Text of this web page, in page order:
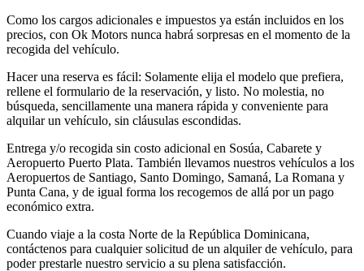
Como los cargos adicionales e impuestos ya están incluidos en los
precios, con Ok Motors nunca habrá sorpresas en el momento de la
recogida del vehículo.
Hacer una reserva es fácil: Solamente elija el modelo que prefiera,
rellene el formulario de la reservación, y listo. No molestia, no
búsqueda, sencillamente una manera rápida y conveniente para
alquilar un vehículo, sin cláusulas escondidas.
Entrega y/o recogida sin costo adicional en Sosúa, Cabarete y
Aeropuerto Puerto Plata. También llevamos nuestros vehículos a los
Aeropuertos de Santiago, Santo Domingo, Samaná, La Romana y
Punta Cana, y de igual forma los recogemos de allá por un pago
económico extra.
Cuando viaje a la costa Norte de la República Dominicana,
contáctenos para cualquier solicitud de un alquiler de vehículo, para
poder prestarle nuestro servicio a su plena satisfacción.